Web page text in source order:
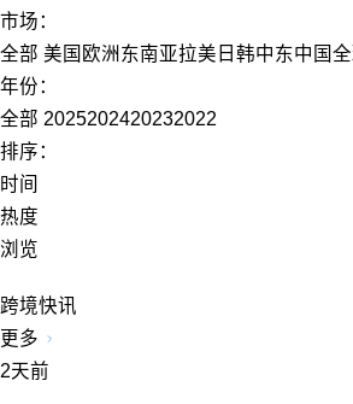
市场：
全部 美国 欧洲 东南亚拉美 日韩中东中国
年份：
全部 2025202420232022
排序：
时间
热度
浏览
跨境快讯
更多
2天前